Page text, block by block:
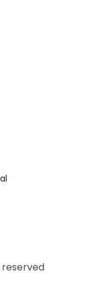
reserved